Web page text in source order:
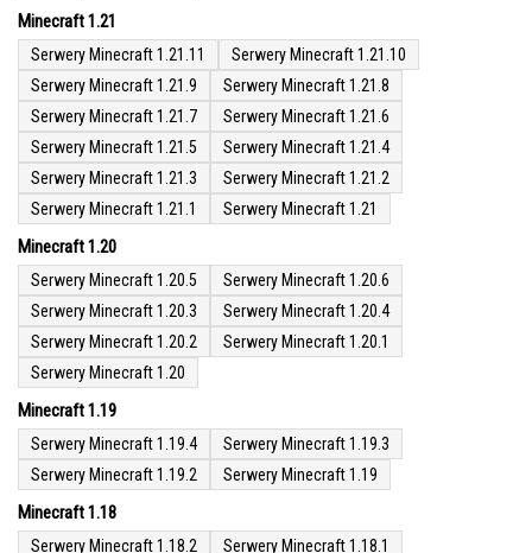
Minecraft 1.21
Serwery Minecraft 1.21.11
Serwery Minecraft 1.21.10
Serwery Minecraft 1.21.9
Serwery Minecraft 1.21.8
Serwery Minecraft 1.21.7
Serwery Minecraft 1.21.6
Serwery Minecraft 1.21.5
Serwery Minecraft 1.21.4
Serwery Minecraft 1.21.3
Serwery Minecraft 1.21.2
Serwery Minecraft 1.21.1
Serwery Minecraft 1.21
Minecraft 1.20
Serwery Minecraft 1.20.5
Serwery Minecraft 1.20.6
Serwery Minecraft 1.20.3
Serwery Minecraft 1.20.4
Serwery Minecraft 1.20.2
Serwery Minecraft 1.20.1
Serwery Minecraft 1.20
Minecraft 1.19
Serwery Minecraft 1.19.4
Serwery Minecraft 1.19.3
Serwery Minecraft 1.19.2
Serwery Minecraft 1.19
Minecraft 1.18
Serwery Minecraft 1.18.2
Serwery Minecraft 1.18.1